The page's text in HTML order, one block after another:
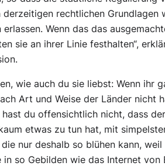
derzeitigen rechtlichen
Wenn das das
sie an ihrer Linie festhalten“,
wie auch du sie liebst: Wenn ihr
Art und Weise der Länder nicht
hast du offensichtlich nicht, dass
etwas zu tun hat, mit
nur deshalb so blühen kann,
in so Gebilden wie das Internet